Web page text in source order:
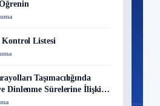
Öğrenin
Listesi
Taşımacılığında
Dinlenme Sürelerine İlişkin